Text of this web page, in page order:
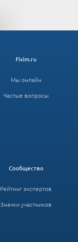
Fixim.ru
Мы онлайн
Частые вопросы
Сообщество
Рейтинг экспертов
Значки участников